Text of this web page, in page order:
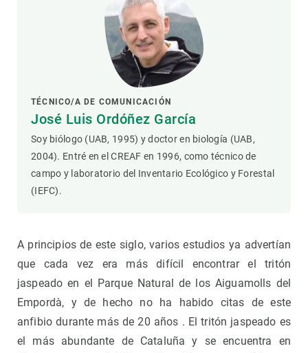
TÉCNICO/A DE COMUNICACIÓN
José Luis Ordóñez García
Soy biólogo (UAB, 1995) y doctor en biología (UAB,
2004). Entré en el CREAF en 1996, como técnico de
campo y laboratorio del Inventario Ecológico y Forestal
(IEFC).
A principios de este siglo, varios estudios ya advertían
que cada vez era más difícil encontrar el tritón
jaspeado en el Parque Natural de los Aiguamolls del
Empordà, y de hecho no ha habido citas de este
anfibio durante más de 20 años . El tritón jaspeado es
el más abundante de Cataluña y se encuentra en